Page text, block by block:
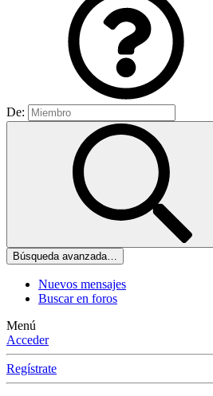
De:
Búsqueda avanzada…
Nuevos mensajes
Buscar en foros
Menú
Acceder
Regístrate